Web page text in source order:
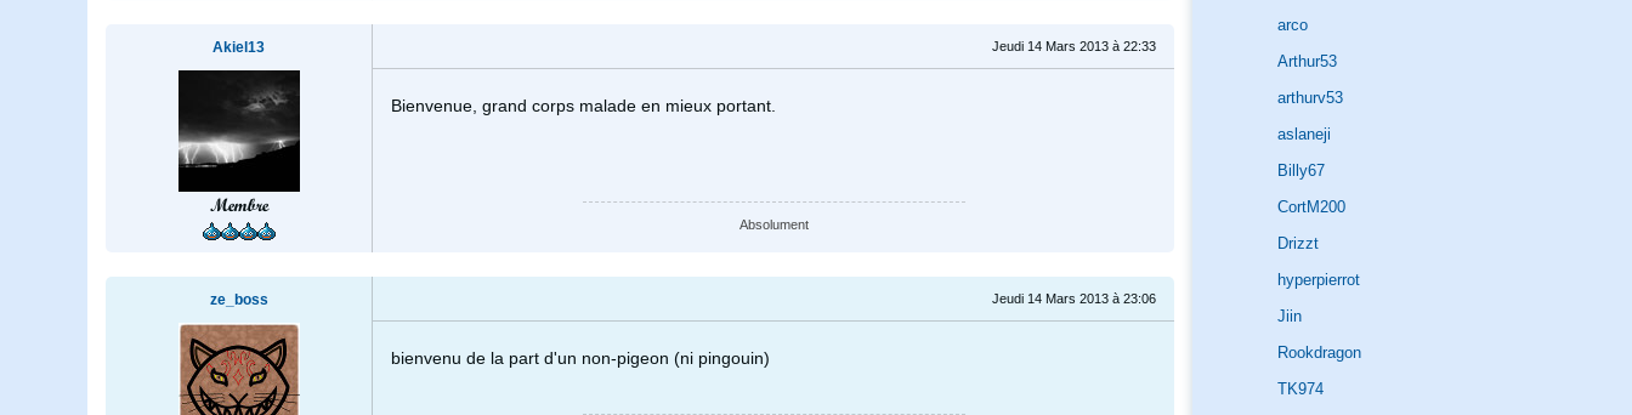
arco
Arthur53
arthurv53
aslaneji
Billy67
CortM200
Drizzt
hyperpierrot
Jiin
Rookdragon
TK974
Akiel13
Membre
Jeudi 14 Mars 2013 à 22:33
Bienvenue, grand corps malade en mieux portant.
Absolument
ze_boss Jeudi 14 Mars 2013 à 23:06
bienvenu de la part d'un non-pigeon (ni pingouin)